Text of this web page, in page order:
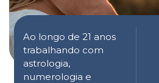
Ao longo de 21 anos
trabalhando com
astrologia,
numerologia e